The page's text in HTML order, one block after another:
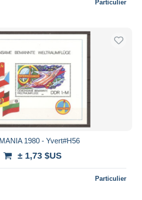
Particulier
1980 - Yvert#H56
± 1,73 $US
Particulier